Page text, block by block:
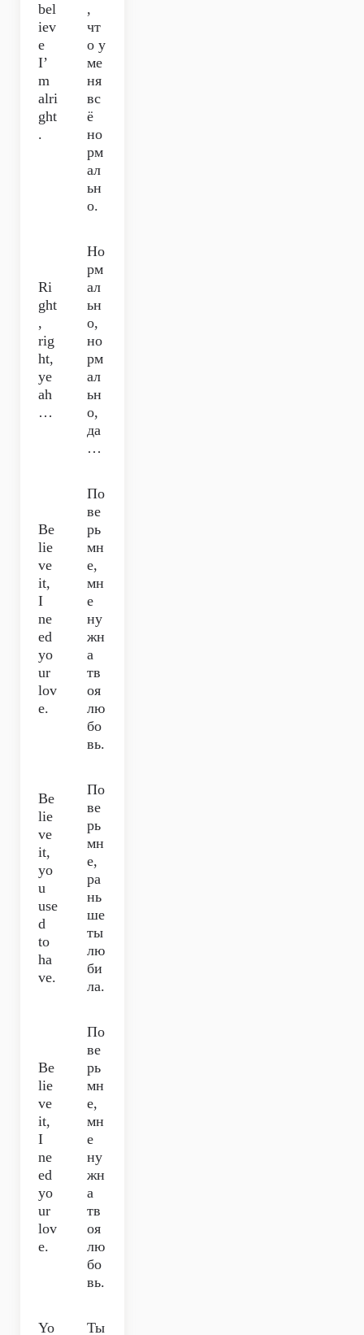
bel
iev
e
I’
m
alri
ght
.
,
чт
о у
ме
ня
вс
ё
но
рм
ал
ьн
о.
Ri
ght
,
rig
ht,
ye
ah
…
Но
рм
ал
ьн
о,
но
рм
ал
ьн
о,
да
…
Be
lie
ve
it,
I
ne
ed
yo
ur
lov
e.
По
ве
рь
мн
е,
мн
е
ну
жн
а
тв
оя
лю
бо
вь.
Be
lie
ve
it,
yo
u
use
d
to
ha
ve.
По
ве
рь
мн
е,
ра
нь
ше
ты
лю
би
ла.
Be
lie
ve
it,
I
ne
ed
yo
ur
lov
e.
По
ве
рь
мн
е,
мн
е
ну
жн
а
тв
оя
лю
бо
вь.
Yo Ты